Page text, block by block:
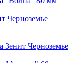
Черноземье
Зенит Черноземье